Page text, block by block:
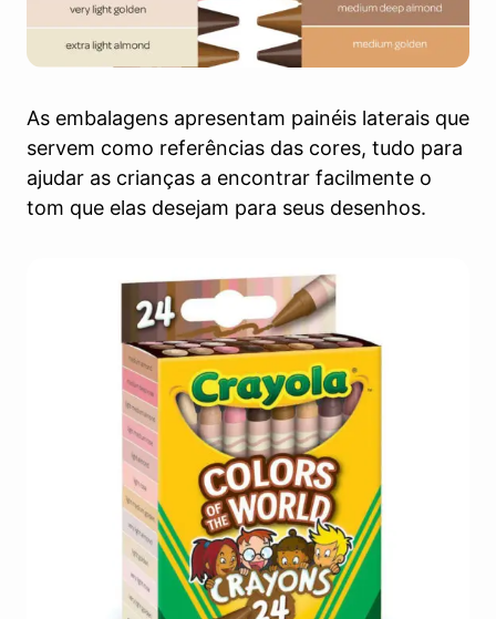
As embalagens apresentam painéis laterais que
servem como referências das cores, tudo para
ajudar as crianças a encontrar facilmente o
tom que elas desejam para seus desenhos.